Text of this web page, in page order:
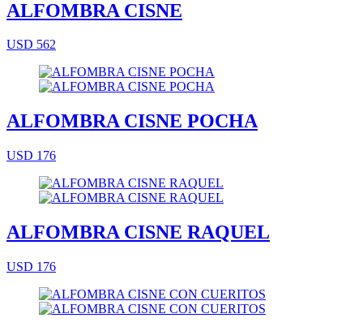
ALFOMBRA CISNE
USD 562
ALFOMBRA CISNE POCHA
USD 176
ALFOMBRA CISNE RAQUEL
USD 176